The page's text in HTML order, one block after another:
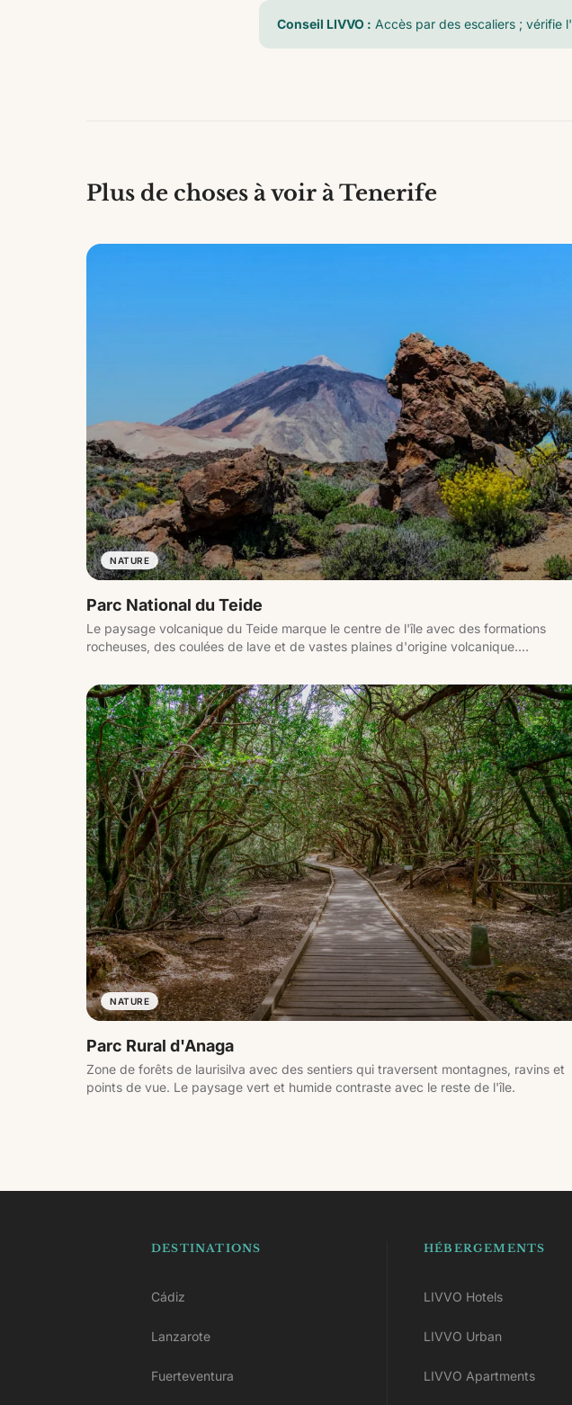
Conseil LIVVO : Accès par des escaliers ; vérifie
Plus de choses à voir à Tenerife
NATURE
Parc National du Teide
Le paysage volcanique du Teide marque le centre de l'île avec des formations
rocheuses, des coulées de lave et de vastes plaines d'origine volcanique.
haute montagne avec des vues dégagées.
NATURE
Parc Rural d'Anaga
Zone de forêts de laurisilva avec des sentiers qui traversent montagnes, ravins et
points de vue. Le paysage vert et humide contraste avec le reste de l'île.
DESTINATIONS
Cádiz
Lanzarote
Fuerteventura
HÉBERGEMENTS
LIVVO Hotels
LIVVO Urban
LIVVO Apartments